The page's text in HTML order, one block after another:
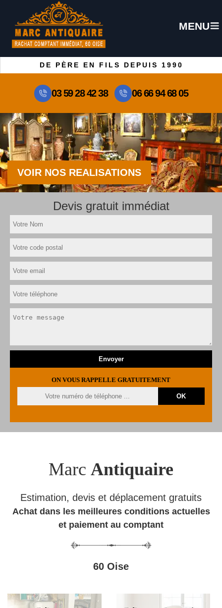
MENU
DE PÈRE EN FILS DEPUIS 1990
03 59 28 42 38 06 66 94 68 05
VOIR NOS REALISATIONS
Devis gratuit immédiat
ON VOUS RAPPELLE GRATUITEMENT
Marc Antiquaire
Estimation, devis et déplacement gratuits
Achat dans les meilleures conditions actuelles
et paiement au comptant
60 Oise